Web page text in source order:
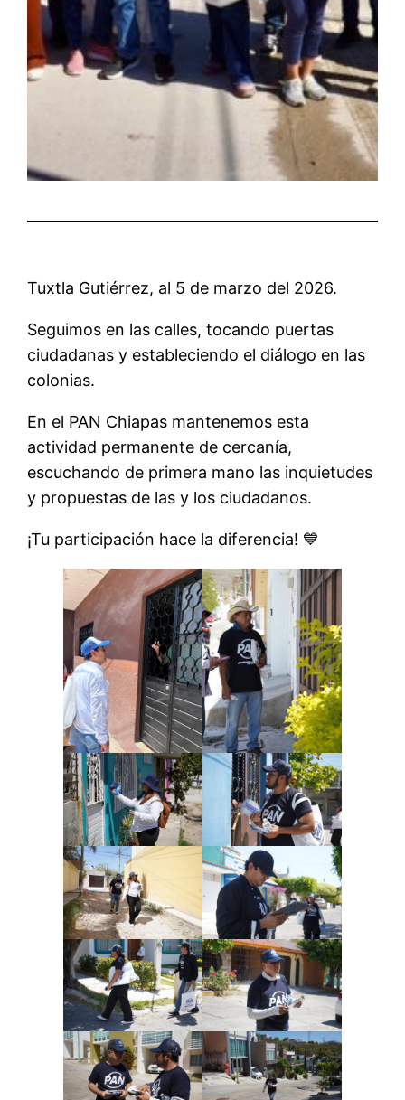
Tuxtla Gutiérrez, al 5 de marzo del 2026.
Seguimos en las calles, tocando puertas
ciudadanas y estableciendo el diálogo en las
colonias.
En el PAN Chiapas mantenemos esta
actividad permanente de cercanía,
escuchando de primera mano las inquietudes
y propuestas de las y los ciudadanos.
¡Tu participación hace la diferencia! 💙